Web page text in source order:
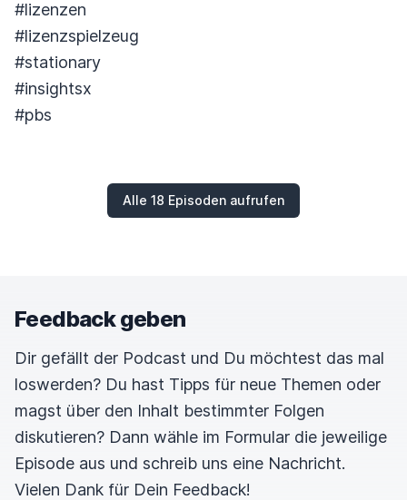
#lizenzen
#lizenzspielzeug
#stationary
#insightsx
#pbs
Alle 18 Episoden aufrufen
Feedback geben
Dir gefällt der Podcast und Du möchtest das mal
loswerden? Du hast Tipps für neue Themen oder
magst über den Inhalt bestimmter Folgen
diskutieren? Dann wähle im Formular die jeweilige
Episode aus und schreib uns eine Nachricht.
Vielen Dank für Dein Feedback!